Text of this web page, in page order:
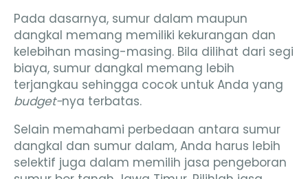
Pada dasarnya, sumur dalam maupun
dangkal memang memiliki kekurangan dan
kelebihan masing-masing. Bila dilihat dari segi
biaya, sumur dangkal memang lebih
terjangkau sehingga cocok untuk Anda yang
budget-nya terbatas.
Selain memahami perbedaan antara sumur
dangkal dan sumur dalam, Anda harus lebih
selektif juga dalam memilih jasa pengeboran